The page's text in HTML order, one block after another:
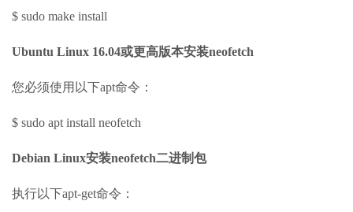
$ sudo make install
Ubuntu Linux 16.04或更高版本安装neofetch
您必须使用以下apt命令：
$ sudo apt install neofetch
Debian Linux安装neofetch二进制包
执行以下apt-get命令：